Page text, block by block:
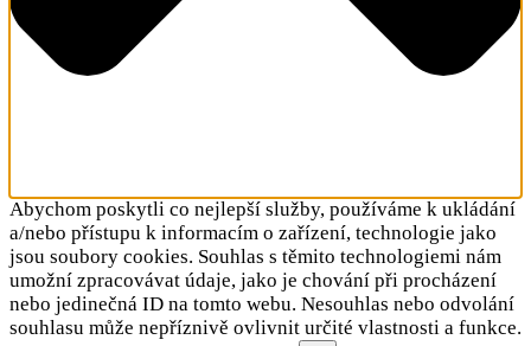
Abychom poskytli co nejlepší služby, používáme k ukládání
a/nebo přístupu k informacím o zařízení, technologie jako
jsou soubory cookies. Souhlas s těmito technologiemi nám
umožní zpracovávat údaje, jako je chování při procházení
nebo jedinečná ID na tomto webu. Nesouhlas nebo odvolání
souhlasu může nepříznivě ovlivnit určité vlastnosti a funkce.